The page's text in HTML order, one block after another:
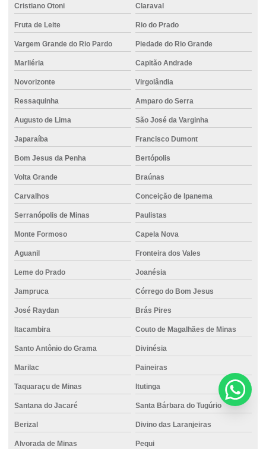
Cristiano Otoni Claraval
Fruta de Leite Rio do Prado
Vargem Grande do Rio Pardo Piedade do Rio Grande
Marliéria Capitão Andrade
Novorizonte Virgolândia
Ressaquinha Amparo do Serra
Augusto de Lima São José da Varginha
Japaraíba Francisco Dumont
Bom Jesus da Penha Bertópolis
Volta Grande Braúnas
Carvalhos Conceição de Ipanema
Serranópolis de Minas Paulistas
Monte Formoso Capela Nova
Aguanil Fronteira dos Vales
Leme do Prado Joanésia
Jampruca Córrego do Bom Jesus
José Raydan Brás Pires
Itacambira Couto de Magalhães de Minas
Santo Antônio do Grama Divinésia
Marilac Paineiras
Taquaraçu de Minas Itutinga
Santana do Jacaré Santa Bárbara do Tugúrio
Berizal Divino das Laranjeiras
Alvorada de Minas Pequi